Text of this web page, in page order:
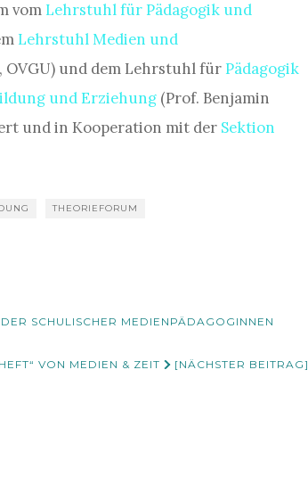
vom Lehrstuhl für Pädagogik und
Lehrstuhl Medien und
OVGU) und dem Lehrstuhl fürPädagogik
und Erziehung (Prof. Benjamin
und in Kooperation mit der Sektion
THEORIEFORUM
SCHULISCHER MEDIENPÄDAGOGINNEN
VON MEDIEN & ZEIT [NÄCHSTER BEITRAG]